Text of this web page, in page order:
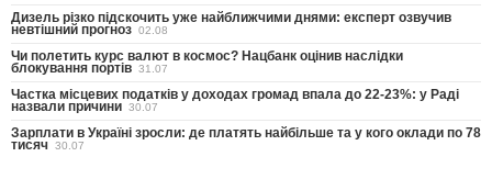
Дизель різко підскочить уже найближчими днями: експерт озвучив
невтішний прогноз 02.08
Чи полетить курс валют в космос? Нацбанк оцінив наслідки
блокування портів 31.07
Частка місцевих податків у доходах громад впала до 22-23%: у Раді
назвали причини 30.07
Зарплати в Україні зросли: де платять найбільше та у кого оклади по 78
тисяч 30.07